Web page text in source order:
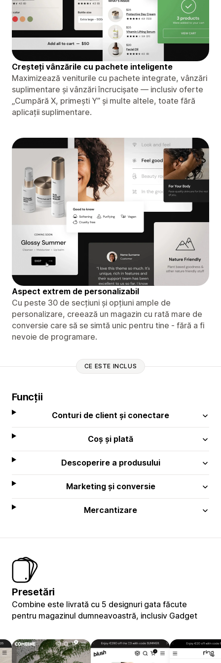
Creșteți vânzările cu pachete inteligente
Maximizează veniturile cu pachete integrate, vânzări
suplimentare și vânzări încrucișate — inclusiv oferte
„Cumpără X, primești Y” și multe altele, toate fără
aplicații suplimentare.
Aspect extrem de personalizabil
Cu peste 30 de secțiuni și opțiuni ample de
personalizare, creează un magazin cu rată mare de
conversie care să se simtă unic pentru tine - fără a fi
nevoie de programare.
CE ESTE INCLUS
Funcții
Conturi de client și conectare
Coș și plată
Descoperire a produsului
Marketing și conversie
Mercantizare
Presetări
Combine este livrată cu 5 designuri gata făcute
pentru magazinul dumneavoastră, inclusiv Gadget